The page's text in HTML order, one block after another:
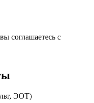
соглашаетесь с
ЭОТ)